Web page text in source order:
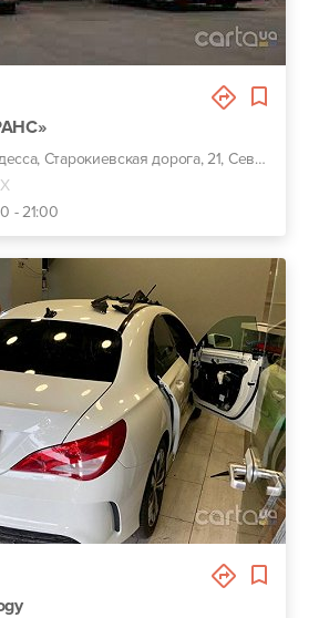
г. Одесса, Старокиевская дорога, 21, Севертранс г. Одесса, 21 км. Старокиевской дороги Е58 Одеська область, Украина 65000
- 21:00